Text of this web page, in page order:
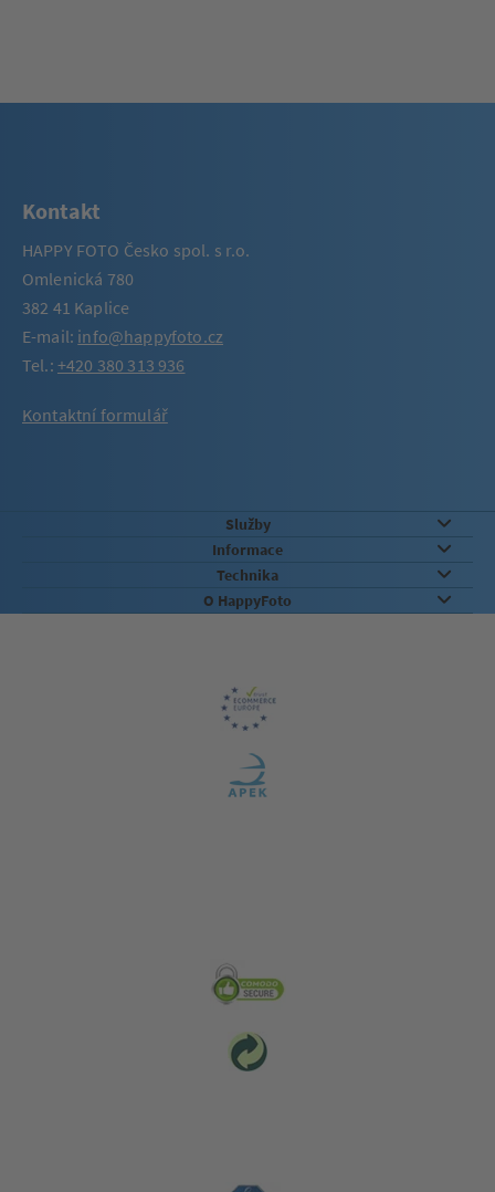
Kontakt
HAPPY FOTO Česko spol. s r.o.
Omlenická 780
382 41 Kaplice
E-mail: info@happyfoto.cz
Tel.: +420 380 313 936
Kontaktní formulář
Služby
Informace
Technika
O HappyFoto